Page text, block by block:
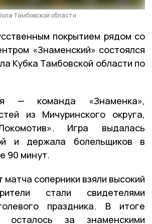
Тамбовской области
покрытием рядом со
«Знаменский» состоялся
Кубка Тамбовской области по
— команда «Знаменка»,
из Мичуринского округа,
Игра выдалась
и держала болельщиков в
90 минут.
матча соперники взяли высокий
стали свидетелями
праздника. В итоге
осталось за знаменскими